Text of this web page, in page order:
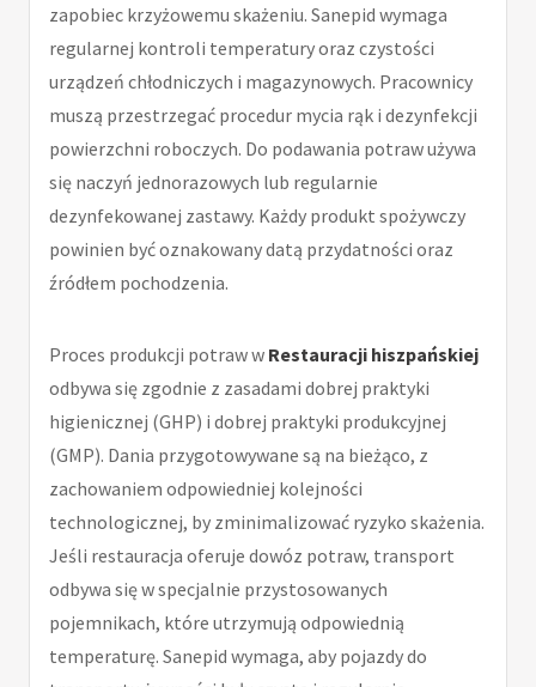
zapobiec krzyżowemu skażeniu. Sanepid wymaga
regularnej kontroli temperatury oraz czystości
urządzeń chłodniczych i magazynowych. Pracownicy
muszą przestrzegać procedur mycia rąk i dezynfekcji
powierzchni roboczych. Do podawania potraw używa
się naczyń jednorazowych lub regularnie
dezynfekowanej zastawy. Każdy produkt spożywczy
powinien być oznakowany datą przydatności oraz
źródłem pochodzenia.
Proces produkcji potraw w Restauracji hiszpańskiej
odbywa się zgodnie z zasadami dobrej praktyki
higienicznej (GHP) i dobrej praktyki produkcyjnej
(GMP). Dania przygotowywane są na bieżąco, z
zachowaniem odpowiedniej kolejności
technologicznej, by zminimalizować ryzyko skażenia.
Jeśli restauracja oferuje dowóz potraw, transport
odbywa się w specjalnie przystosowanych
pojemnikach, które utrzymują odpowiednią
temperaturę. Sanepid wymaga, aby pojazdy do